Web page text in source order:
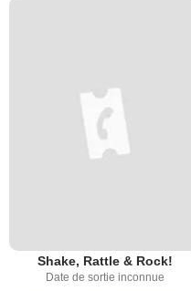
Shake, Rattle & Rock!
Date de sortie inconnue